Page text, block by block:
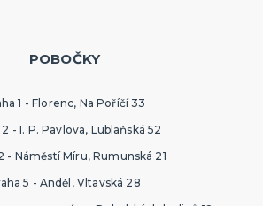
POBOČKY
1 - Florenc, Na Poříčí 33
- I. P. Pavlova, Lublaňská 52
- Náměstí Míru, Rumunská 21
5 - Anděl, Vltavská 28